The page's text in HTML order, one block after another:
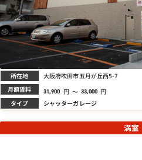
所在地 大阪府吹田市五月が丘西5-7
月額賃料 31,900 円 ～ 33,000 円
タイプ シャッターガレージ
満室